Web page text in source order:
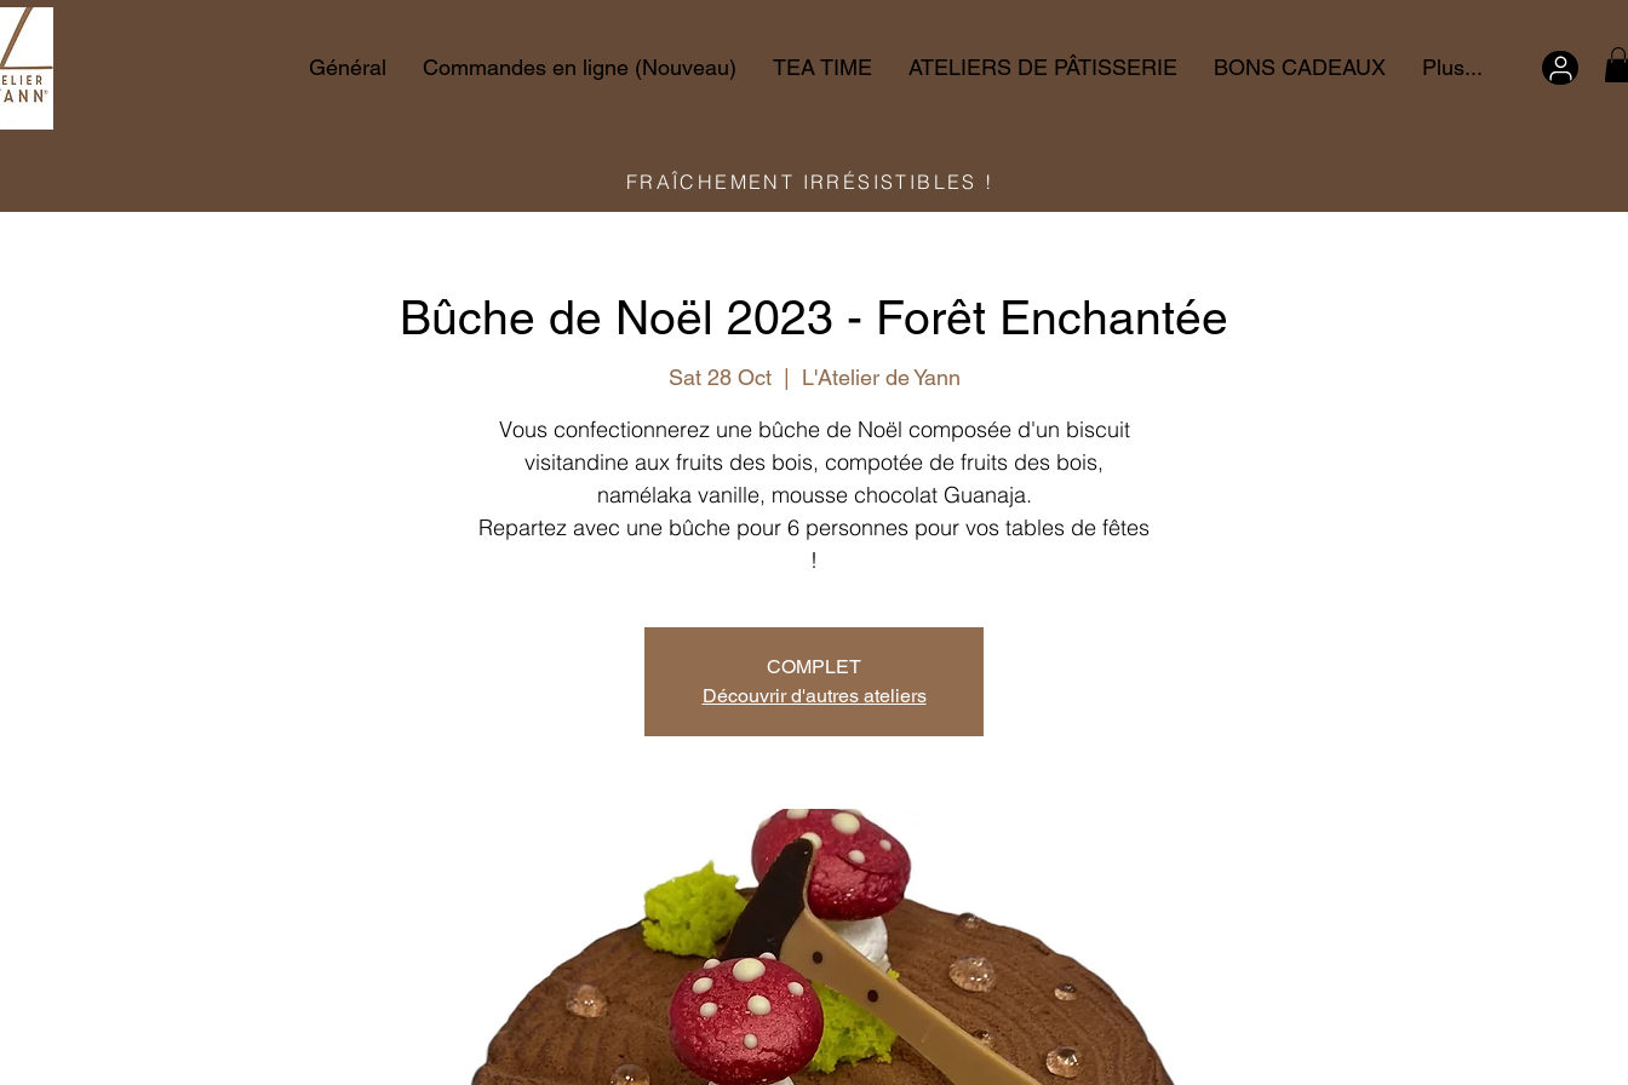
Général Commandes en ligne (Nouveau) TEA TIME ATELIERS DE PÂTISSERIE BONS CADEAUX Plus...
FRAÎCHEMENT IRRÉSISTIBLES !
Bûche de Noël 2023 - Forêt Enchantée
Sat 28 Oct
  |
L'Atelier de Yann
Vous confectionnerez une bûche de Noël composée d'un biscuit
visitandine aux fruits des bois, compotée de fruits des bois,
namélaka vanille, mousse chocolat Guanaja.
Repartez avec une bûche pour 6 personnes pour vos tables de fêtes
!
COMPLET
Découvrir d'autres ateliers